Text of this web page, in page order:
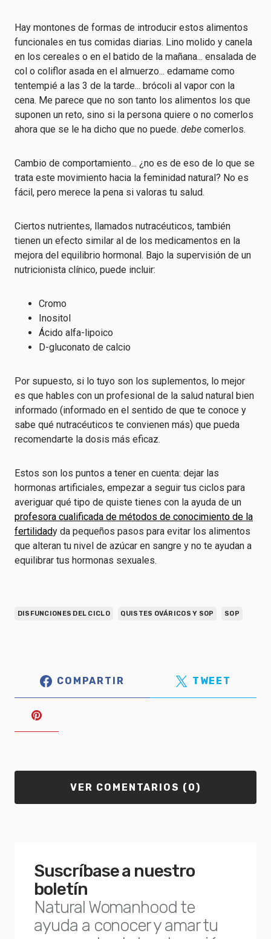
Hay montones de formas de introducir estos alimentos
funcionales en tus comidas diarias. Lino molido y canela
en los cereales o en el batido de la mañana... ensalada de
col o coliflor asada en el almuerzo... edamame como
tentempié a las 3 de la tarde... brócoli al vapor con la
cena. Me parece que no son tanto los alimentos los que
suponen un reto, sino si la persona quiere o no comerlos
ahora que se le ha dicho que no puede. debe comerlos.
Cambio de comportamiento... ¿no es de eso de lo que se
trata este movimiento hacia la feminidad natural? No es
fácil, pero merece la pena si valoras tu salud.
Ciertos nutrientes, llamados nutracéuticos, también
tienen un efecto similar al de los medicamentos en la
mejora del equilibrio hormonal. Bajo la supervisión de un
nutricionista clínico, puede incluir:
Cromo
Inositol
Ácido alfa-lipoico
D-gluconato de calcio
Por supuesto, si lo tuyo son los suplementos, lo mejor
es que hables con un profesional de la salud natural bien
informado (informado en el sentido de que te conoce y
sabe qué nutracéuticos te convienen más) que pueda
recomendarte la dosis más eficaz.
Estos son los puntos a tener en cuenta: dejar las
hormonas artificiales, empezar a seguir tus ciclos para
averiguar qué tipo de quiste tienes con la ayuda de un
profesora cualificada de métodos de conocimiento de la
fertilidady da pequeños pasos para evitar los alimentos
que alteran tu nivel de azúcar en sangre y no te ayudan a
equilibrar tus hormonas sexuales.
DISFUNCIONES DEL CICLO QUISTES OVÁRICOS Y SOP SOP
COMPARTIR TWEET
VER COMENTARIOS (0)
Suscríbase a nuestro
boletín
Natural Womanhood te
ayuda a conocer y amar tu